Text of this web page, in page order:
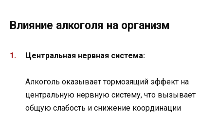
Влияние алкоголя на организм
Центральная нервная система:
Алкоголь оказывает тормозящий эффект на
центральную нервную систему, что вызывает
общую слабость и снижение координации